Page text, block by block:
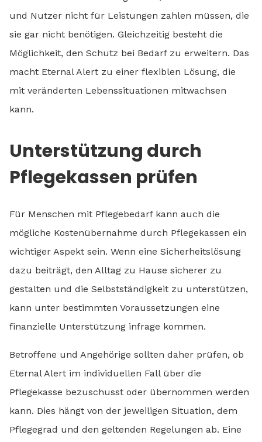
und Nutzer nicht für Leistungen zahlen müssen, die
sie gar nicht benötigen. Gleichzeitig besteht die
Möglichkeit, den Schutz bei Bedarf zu erweitern. Das
macht Eternal Alert zu einer flexiblen Lösung, die
mit veränderten Lebenssituationen mitwachsen
kann.
Unterstützung durch
Pflegekassen prüfen
Für Menschen mit Pflegebedarf kann auch die
mögliche Kostenübernahme durch Pflegekassen ein
wichtiger Aspekt sein. Wenn eine Sicherheitslösung
dazu beiträgt, den Alltag zu Hause sicherer zu
gestalten und die Selbstständigkeit zu unterstützen,
kann unter bestimmten Voraussetzungen eine
finanzielle Unterstützung infrage kommen.
Betroffene und Angehörige sollten daher prüfen, ob
Eternal Alert im individuellen Fall über die
Pflegekasse bezuschusst oder übernommen werden
kann. Dies hängt von der jeweiligen Situation, dem
Pflegegrad und den geltenden Regelungen ab. Eine